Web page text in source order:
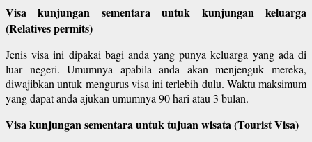
Visa kunjungan sementara untuk kunjungan keluarga
(Relatives permits)
Jenis visa ini dipakai bagi anda yang punya keluarga yang ada di
luar negeri. Umumnya apabila anda akan menjenguk mereka,
diwajibkan untuk mengurus visa ini terlebih dulu. Waktu maksimum
yang dapat anda ajukan umumnya 90 hari atau 3 bulan.
Visa kunjungan sementara untuk tujuan wisata (Tourist Visa)